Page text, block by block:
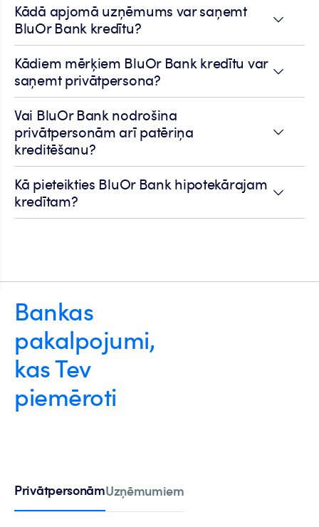
Kādā apjomā uzņēmums var saņemt
BluOr Bank kredītu?
Kādiem mērķiem BluOr Bank kredītu var
saņemt privātpersona?
Vai BluOr Bank nodrošina
privātpersonām arī patēriņa
kreditēšanu?
Kā pieteikties BluOr Bank hipotekārajam
kredītam?
Bankas
pakalpojumi,
kas Tev
piemēroti
PrivātpersonāmUzņēmumiem